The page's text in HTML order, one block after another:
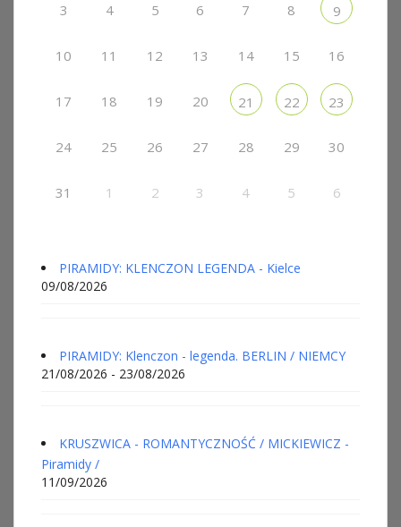
3 4 5 6 7 8 9
10 11 12 13 14 15 16
17 18 19 20 21 22 23
24 25 26 27 28 29 30
31 1 2 3 4 5 6
PIRAMIDY: KLENCZON LEGENDA - Kielce
09/08/2026
PIRAMIDY: Klenczon - legenda. BERLIN / NIEMCY
21/08/2026 - 23/08/2026
KRUSZWICA - ROMANTYCZNOŚĆ / MICKIEWICZ -
Piramidy /
11/09/2026